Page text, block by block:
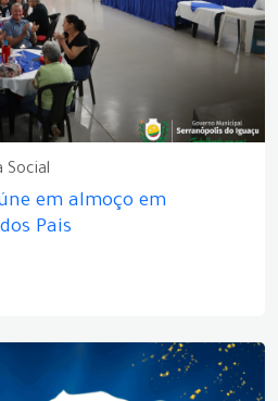
Social
em almoço em
Pais